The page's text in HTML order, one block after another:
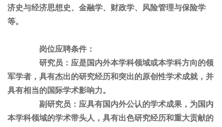
济史与经济思想史、金融学、财政学、风险管理与保险学
等。
岗位应聘条件：
研究员：应是国内外本学科领域或本学科方向的领
军学者，具有杰出的研究经历和突出的原创性学术成就，并
具有相当的国际学术影响力。
副研究员：应具有国内外公认的学术成果，为国内
本学科领域的学术带头人，具有出色研究经历和重大贡献的